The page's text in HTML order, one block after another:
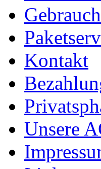
Kontakt
Unsere